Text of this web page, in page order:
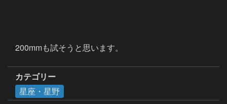
200mmも試そうと思います。
カテゴリー
星座・星野